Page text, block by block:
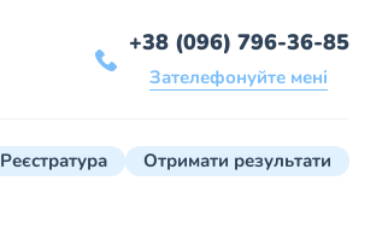
+38 (096) 796-36-85
Зателефонуйте мені
Реєстратура Отримати результати